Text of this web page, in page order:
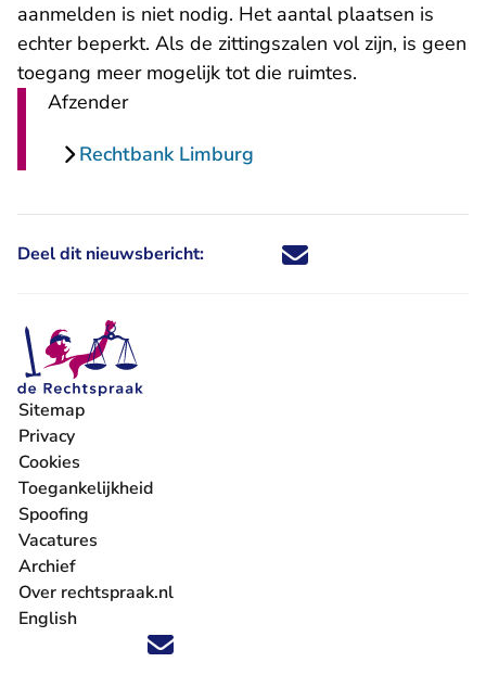
aanmelden is niet nodig. Het aantal plaatsen is
echter beperkt. Als de zittingszalen vol zijn, is geen
toegang meer mogelijk tot die ruimtes.
Afzender
Rechtbank Limburg
Deel dit nieuwsbericht: Deel dit nieuwsbericht via X -
Deel dit nieuwsbericht via
Deel dit nieuwsbericht
Deel dit
Volg ons op X (Twitter) - U verlaat Rechtspraak.nl
Volg ons op Facebook - U verlaat Rechtspraak.nl
Volg ons op Instagram - U verlaat Rechtspraak.nl
Volg ons op Youtube - U verlaat Rechtspraak.nl
Volg ons op LinkedIn - U verlaat
'Blijf op de hoogte' nieuwsbrief - U verlaat
Sitemap
Privacy
Cookies
Toegankelijkheid
Spoofing
Vacatures
- U verlaat Rechtspraak.nl
Archief
Over rechtspraak.nl
English